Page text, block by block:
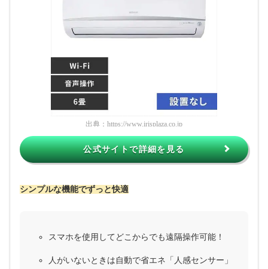
出典： https://www.irisplaza.co.jp
公式サイトで詳細を見る
シンプルな機能でずっと快適
スマホを使用してどこからでも遠隔操作可能！
人がいないときは自動で省エネ「人感センサー」